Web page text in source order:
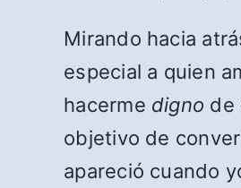
Mirando hacia
especial a quien
hacerme digno de
objetivo de
apareció cuando